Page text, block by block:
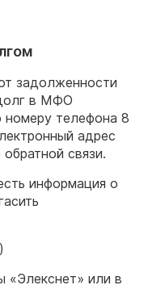
задолженности
в МФО
номеру телефона 8
адрес
связи.
информация о
«Элекснет» или в